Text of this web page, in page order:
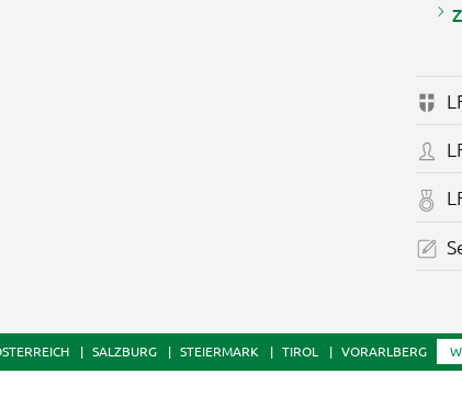
SALZBURG STEIERMARK TIROL VORARLBERG